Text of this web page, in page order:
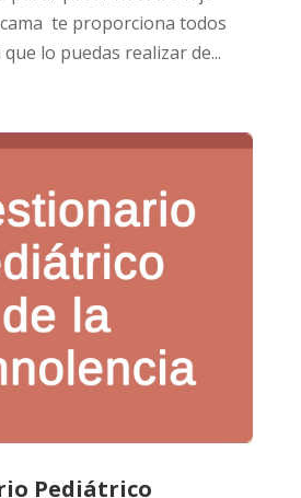
te proporciona todos
lo puedas realizar de...
Pediátrico